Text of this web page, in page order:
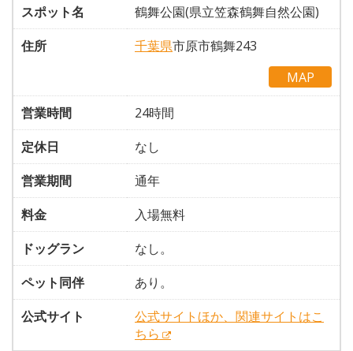
スポット名
鶴舞公園(県立笠森鶴舞自然公園)
住所
千葉県市原市鶴舞243
MAP
営業時間
24時間
定休日
なし
営業期間
通年
料金
入場無料
ドッグラン
なし。
ペット同伴
あり。
公式サイト
公式サイトほか、関連サイトはこ
ちら